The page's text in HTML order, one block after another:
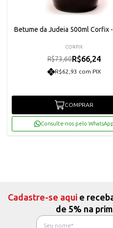
Betume da Judeia 500ml Corfix
CORFIX
R$73,60R$66,24
R$62,93 com PIX
COMPRAR
Consulte-nos pelo WhatsApp
Cadastre-se aqui e
de 5% na